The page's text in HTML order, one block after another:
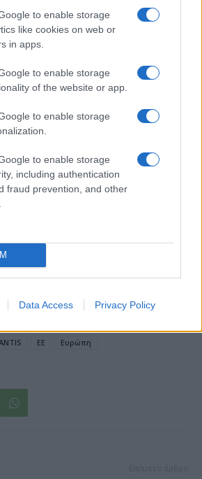
to enable storage
like cookies on web or
in apps.
to enable storage
of the website or app.
to enable storage
to enable storage
including authentication
fraud prevention, and other
Data Access Privacy Policy
Ατρόμητος και Novibet
συνεχίζουν μαζί: Ανανέωση
για τον ΟΤΕ στη διεθνή σειρά
φορά το Αρχαίο Θέατρο Επιδαύρου
σε όλους
ΕΕ Ευρώπη